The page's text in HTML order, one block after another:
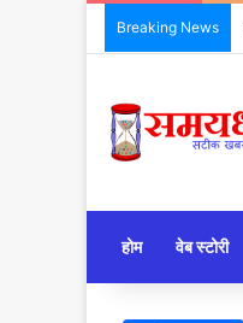
Breaking News
होम वेब स्टोरी